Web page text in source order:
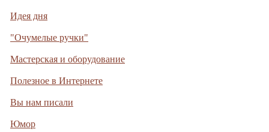
Идея дня
"Очумелые ручки"
Мастерская и оборудование
Полезное в Интернете
Вы нам писали
Юмор